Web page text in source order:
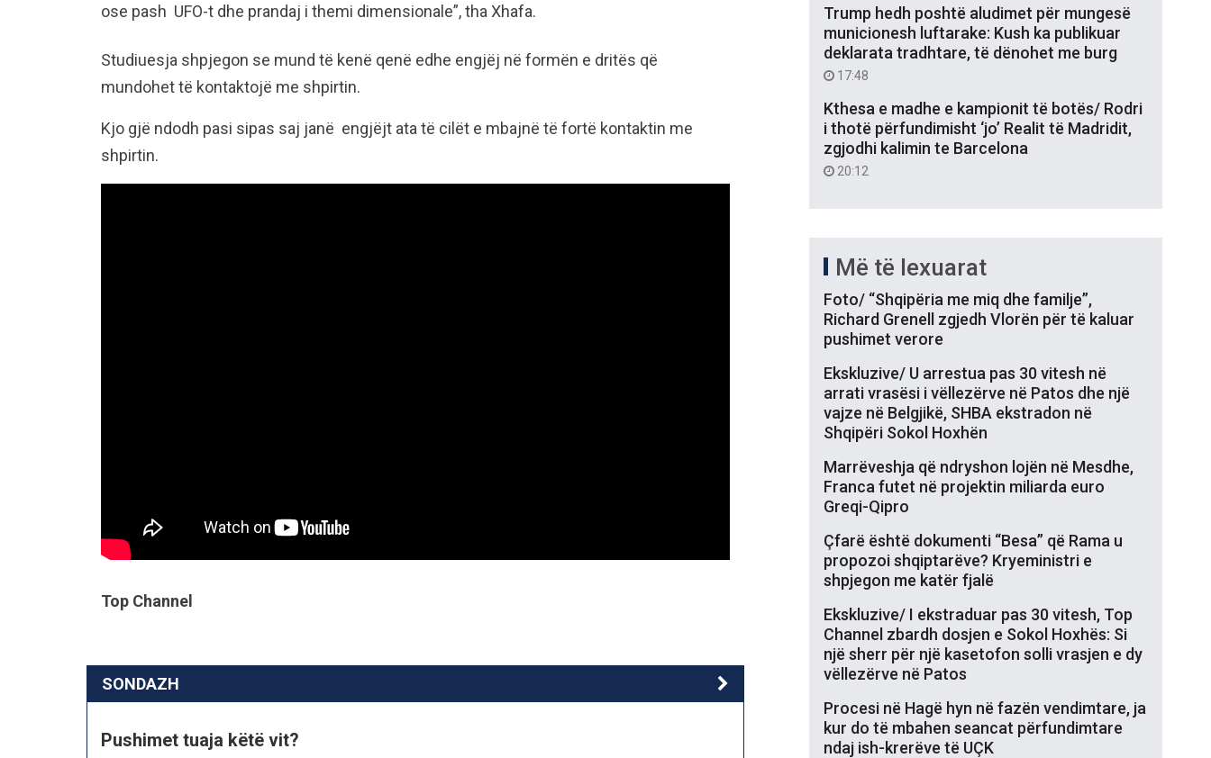
ose pash UFO-t dhe prandaj i themi dimensionale”, tha Xhafa.
Studiuesja shpjegon se mund të kenë qenë edhe engjëj në formën e dritës që
mundohet të kontaktojë me shpirtin.
Kjo gjë ndodh pasi sipas saj janë engjëjt ata të cilët e mbajnë të fortë kontaktin me
shpirtin.
Top Channel
SONDAZH
Pushimet tuaja këtë vit?
Trump hedh poshtë aludimet për mungesë
municionesh luftarake: Kush ka publikuar
deklarata tradhtare, të dënohet me burg
17:48
Kthesa e madhe e kampionit të botës/ Rodri
i thotë përfundimisht ‘jo’ Realit të Madridit,
zgjodhi kalimin te Barcelona
20:12
Më të lexuarat
Foto/ “Shqipëria me miq dhe familje”,
Richard Grenell zgjedh Vlorën për të kaluar
pushimet verore
Ekskluzive/ U arrestua pas 30 vitesh në
arrati vrasësi i vëllezërve në Patos dhe një
vajze në Belgjikë, SHBA ekstradon në
Shqipëri Sokol Hoxhën
Marrëveshja që ndryshon lojën në Mesdhe,
Franca futet në projektin miliarda euro
Greqi-Qipro
Çfarë është dokumenti “Besa” që Rama u
propozoi shqiptarëve? Kryeministri e
shpjegon me katër fjalë
Ekskluzive/ I ekstraduar pas 30 vitesh, Top
Channel zbardh dosjen e Sokol Hoxhës: Si
një sherr për një kasetofon solli vrasjen e dy
vëllezërve në Patos
Procesi në Hagë hyn në fazën vendimtare, ja
kur do të mbahen seancat përfundimtare
ndaj ish-krerëve të UÇK